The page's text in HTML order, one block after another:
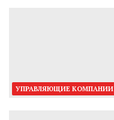
УПРАВЛЯЮЩИЕ КОМПАНИИ